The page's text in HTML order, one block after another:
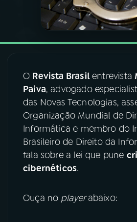
PODCASTS
06VIDEOCASTS
07ÚLTIMAS
08 FESTIVAL DE MÚSICA
ACOMPANHE A RÁDIO NACIONAL
YouTube
O Revista Brasilentrevista
Paiva, advogado
das Novas Tecnologias,
Organização Mundial de
Informática e membro do
Brasileiro de Direito da
fala sobre a lei que pune
cibernéticos.
Ouça no playerabaixo: